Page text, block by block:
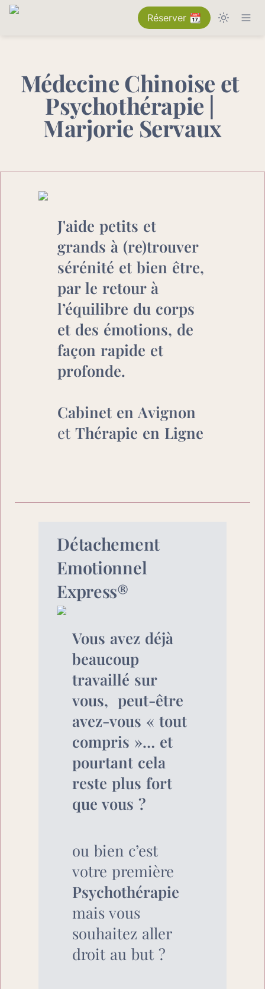
Réserver 📆
Médecine Chinoise et
Psychothérapie |
Marjorie Servaux
J'aide petits et
grands à (re)trouver
sérénité et bien être,
par le retour à
l’équilibre du corps
et des émotions, de
façon rapide et
profonde.
Cabinet en Avignon
et Thérapie en Ligne
Détachement
Emotionnel
Express®
Vous avez déjà
beaucoup
travaillé sur
vous,  peut-être
avez-vous « tout
compris »… et
pourtant cela
reste plus fort
que vous ?
ou bien c’est
Psychothérapie
mais vous
souhaitez aller
droit au but ?